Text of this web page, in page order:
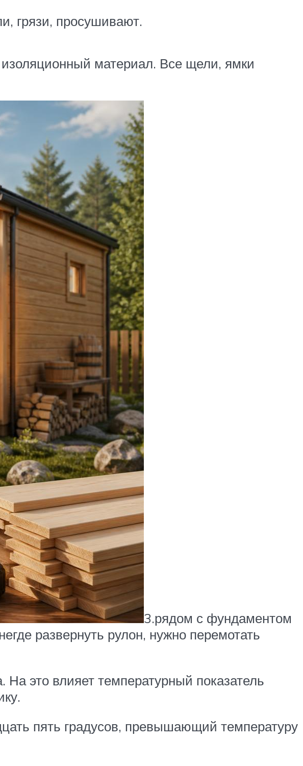
грязи, просушивают.
материал. Все щели, ямки
3.рядом с фундаментом
развернуть рулон, нужно перемотать
это влияет температурный показатель
пять градусов, превышающий температуру